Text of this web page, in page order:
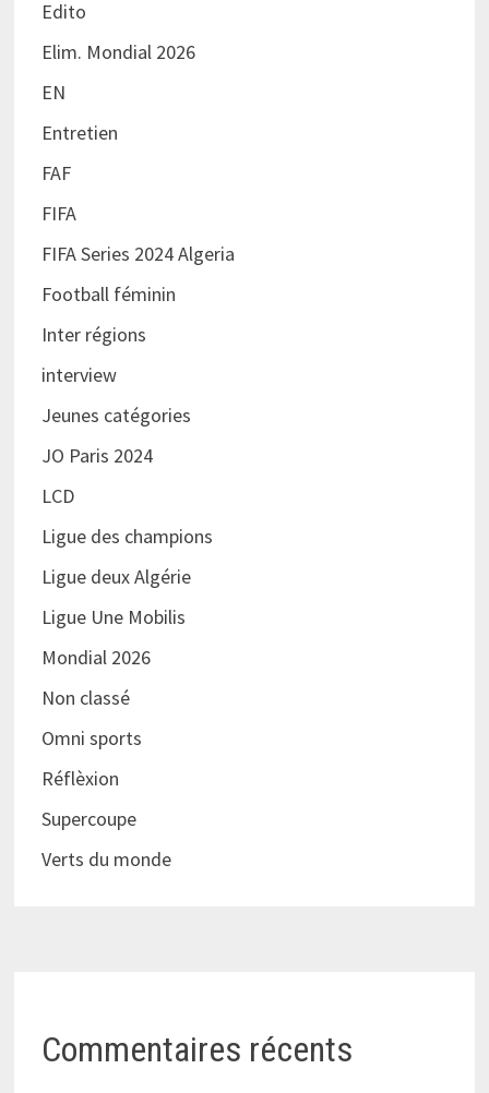
Edito
Elim. Mondial 2026
EN
Entretien
FAF
FIFA
FIFA Series 2024 Algeria
Football féminin
Inter régions
interview
Jeunes catégories
JO Paris 2024
LCD
Ligue des champions
Ligue deux Algérie
Ligue Une Mobilis
Mondial 2026
Non classé
Omni sports
Réflèxion
Supercoupe
Verts du monde
Commentaires récents